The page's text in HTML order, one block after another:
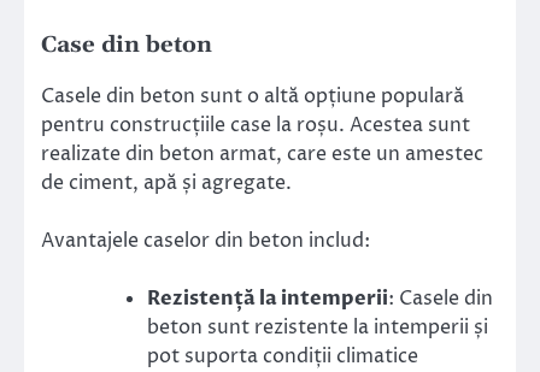
Case din beton
Casele din beton sunt o altă opțiune populară
pentru construcțiile case la roșu. Acestea sunt
realizate din beton armat, care este un amestec
de ciment, apă și agregate.
Avantajele caselor din beton includ:
Rezistență la intemperii: Casele din
beton sunt rezistente la intemperii și
pot suporta condiții climatice